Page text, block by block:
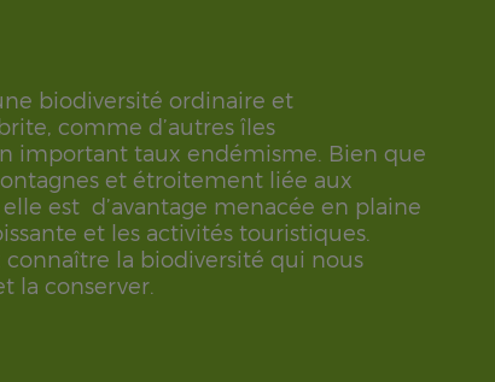
biodiversité ordinaire et
comme d’autres îles
important taux endémisme. Bien que
et étroitement liée aux
est d’avantage menacée en plaine
et les activités touristiques.
connaître la biodiversité qui nous
la conserver.